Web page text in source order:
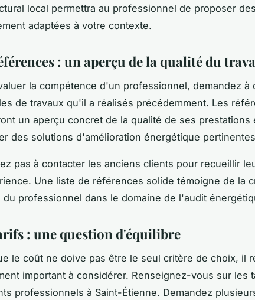
local permettra au professionnel de proposer
adaptées à votre contexte.
: un aperçu de la qualité du
la compétence d'un professionnel, demandez à
de travaux qu'il a réalisés précédemment. Les
un aperçu concret de la qualité de ses prestations
des solutions d'amélioration énergétique
pas à contacter les anciens clients pour recueillir
Une liste de références solide témoigne de la
du professionnel dans le domaine de l'audit
: une question d'équilibre
le coût ne doive pas être le seul critère de choix, il
important à considérer. Renseignez-vous sur les
professionnels à Saint-Étienne. Demandez